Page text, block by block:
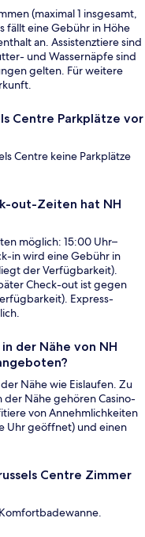
(maximal 1 insgesamt,
fällt eine Gebühr in Höhe
an. Assistenztiere sind
und Wassernäpfe sind
gelten. Für weitere
Centre Parkplätze vor
Centre keine Parkplätze
out-Zeiten hat NH
möglich: 15:00 Uhr–
in wird eine Gebühr in
der Verfügbarkeit).
Check-out ist gegen
Express-
der Nähe von NH
Nähe wie Eislaufen. Zu
Nähe gehören Casino-
von Annehmlichkeiten
Uhr geöffnet) und einen
Centre Zimmer